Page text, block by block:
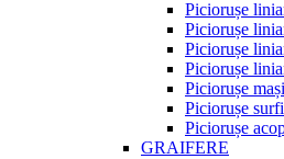
Piciorușe
Piciorușe
Piciorușe
Piciorușe
Piciorușe
Piciorușe
Piciorușe
GRAIFERE